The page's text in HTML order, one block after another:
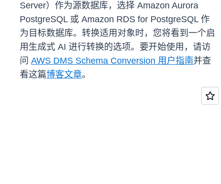
Server）作为源数据库，选择 Amazon Aurora
PostgreSQL 或 Amazon RDS for PostgreSQL 作
为目标数据库。转换适用对象时，您将看到一个启
用生成式 AI 进行转换的选项。要开始使用，请访
问 AWS DMS Schema Conversion 用户指南并查
看这篇博客文章。